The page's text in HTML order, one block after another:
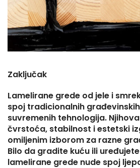
Zaključak
Lamelirane grede od jele i
spoj tradicionalnih
suvremenih tehnologija.
čvrstoća, stabilnost i estetski
omiljenim izborom za razne
Bilo da gradite kuću ili
lamelirane grede nude spoj